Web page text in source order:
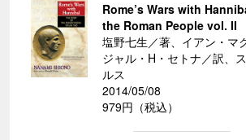
Rome’s Wars with
the Roman People vol. II
塩野七生／著、イアン・マ
ジャル・H・セトナ／訳、
ルス
2014/05/08
979円（税込）